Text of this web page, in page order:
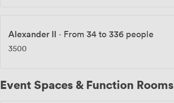
Alexander II · From 34 to 336 people
3500
Event Spaces & Function Rooms